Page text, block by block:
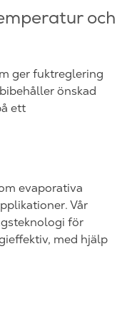
och
ger fuktreglering
önskad
ett
evaporativa
Vår
för
med hjälp